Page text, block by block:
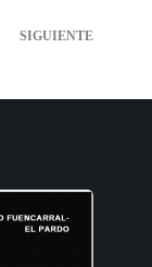
SIGUIENTE